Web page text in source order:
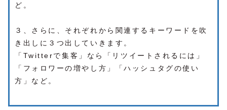
ど。
３、さらに、それぞれから関連するキーワードを吹
き出しに３つ出していきます。
「Twitterで集客」なら「リツイートされるには」
「フォロワーの増やし方」「ハッシュタグの使い
方」など。